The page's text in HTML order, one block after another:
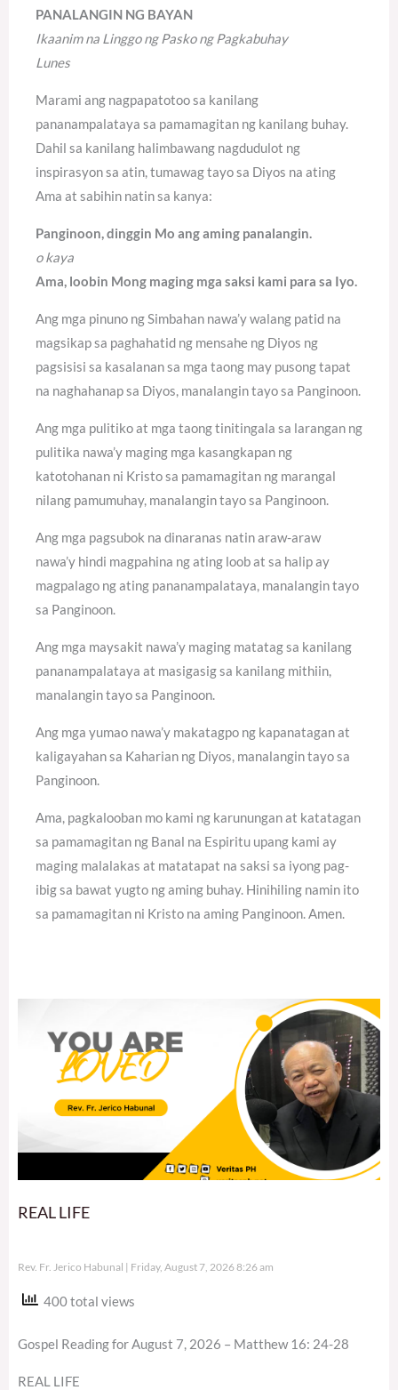
PANALANGIN NG BAYAN
Ikaanim na Linggo ng Pasko ng Pagkabuhay
Lunes
Marami ang nagpapatotoo sa kanilang
pananampalataya sa pamamagitan ng kanilang buhay.
Dahil sa kanilang halimbawang nagdudulot ng
inspirasyon sa atin, tumawag tayo sa Diyos na ating
Ama at sabihin natin sa kanya:
Panginoon, dinggin Mo ang aming panalangin.
o kaya
Ama, loobin Mong maging mga saksi kami para sa Iyo.
Ang mga pinuno ng Simbahan nawa’y walang patid na
magsikap sa paghahatid ng mensahe ng Diyos ng
pagsisisi sa kasalanan sa mga taong may pusong tapat
na naghahanap sa Diyos, manalangin tayo sa Panginoon.
Ang mga pulitiko at mga taong tinitingala sa larangan ng
pulitika nawa’y maging mga kasangkapan ng
katotohanan ni Kristo sa pamamagitan ng marangal
nilang pamumuhay, manalangin tayo sa Panginoon.
Ang mga pagsubok na dinaranas natin araw-araw
nawa’y hindi magpahina ng ating loob at sa halip ay
magpalago ng ating pananampalataya, manalangin tayo
sa Panginoon.
Ang mga maysakit nawa’y maging matatag sa kanilang
pananampalataya at masigasig sa kanilang mithiin,
manalangin tayo sa Panginoon.
Ang mga yumao nawa’y makatagpo ng kapanatagan at
kaligayahan sa Kaharian ng Diyos, manalangin tayo sa
Panginoon.
Ama, pagkalooban mo kami ng karunungan at katatagan
sa pamamagitan ng Banal na Espiritu upang kami ay
maging malalakas at matatapat na saksi sa iyong pag-
ibig sa bawat yugto ng aming buhay. Hinihiling namin ito
sa pamamagitan ni Kristo na aming Panginoon. Amen.
REAL LIFE
Rev. Fr. Jerico Habunal Friday, August 7, 2026 8:26 am
400 total views
Gospel Reading for August 7, 2026 – Matthew 16: 24-28
REAL LIFE